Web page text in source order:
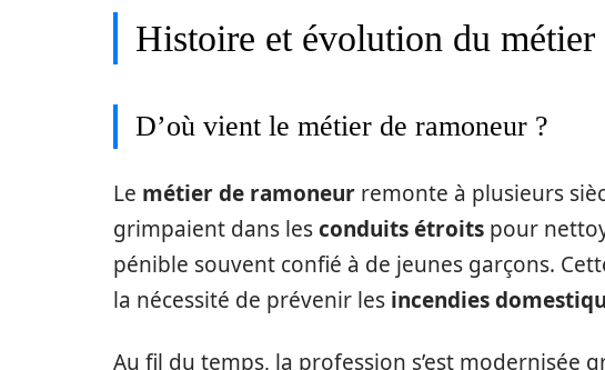
Histoire et évolution du métier
D’où vient le métier de ramoneur ?
Le métier de ramoneur remonte à plusieurs
grimpaient dans lesconduits étroits pour
pénible souvent confié à de jeunes garçons.
la nécessité de prévenir les incendies
Au fil du temps, la profession s’est modernisée